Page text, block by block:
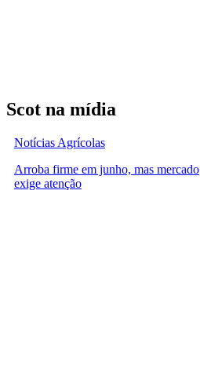
Scot na mídia
Notícias Agrícolas
Arroba firme em junho, mas mercado
exige atenção